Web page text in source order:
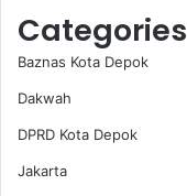
Categories
Baznas Kota Depok
Dakwah
DPRD Kota Depok
Jakarta